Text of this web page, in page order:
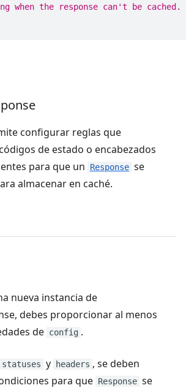
when the response can't be cached.
configurar reglas que
de estado o encabezados
para que un
Response se
almacenar en caché.
nueva instancia de
debes proporcionar al menos
de config .
statuses y headers , se deben
para que Response se